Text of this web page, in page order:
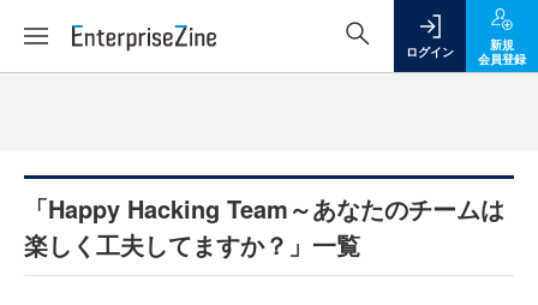
ログイン
新規
会員登録
「Happy Hacking Team～あなたのチームは
楽しく工夫してますか？」一覧